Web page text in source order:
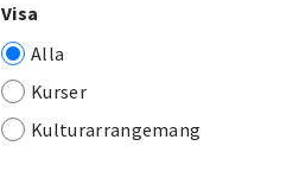
Visa
Alla
Kurser
Kulturarrangemang